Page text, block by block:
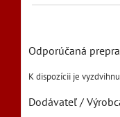
Dodávateľ /